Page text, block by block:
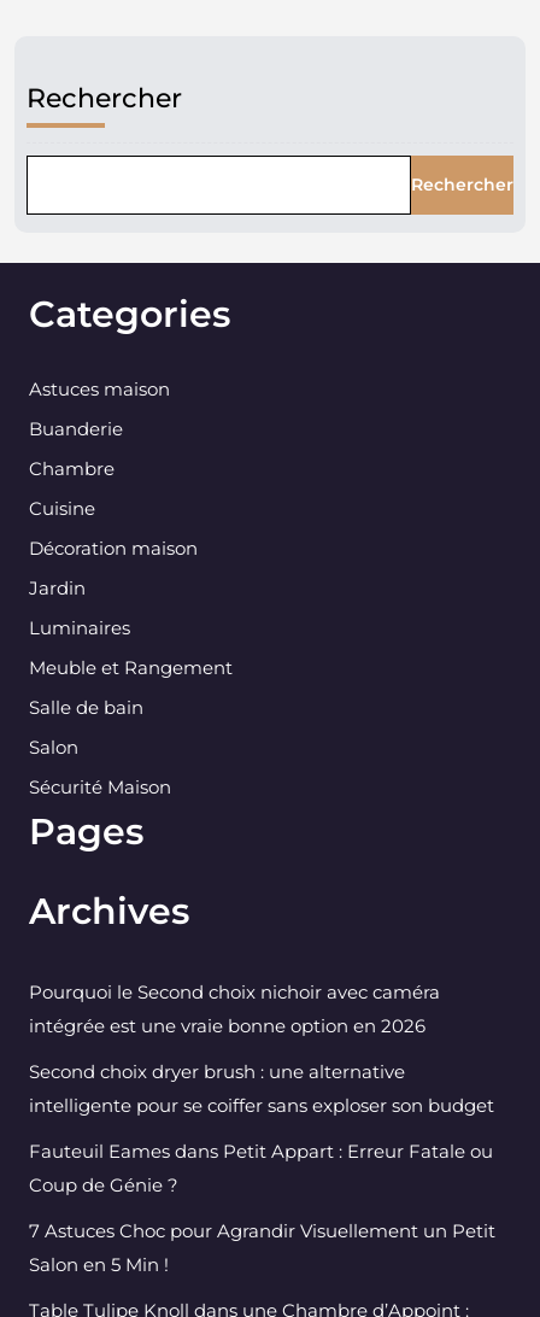
Rechercher
Rechercher
Categories
Astuces maison
Buanderie
Chambre
Cuisine
Décoration maison
Jardin
Luminaires
Meuble et Rangement
Salle de bain
Salon
Sécurité Maison
Pages
Archives
Pourquoi le Second choix nichoir avec caméra
intégrée est une vraie bonne option en 2026
Second choix dryer brush : une alternative
intelligente pour se coiffer sans exploser son budget
Fauteuil Eames dans Petit Appart : Erreur Fatale ou
Coup de Génie ?
7 Astuces Choc pour Agrandir Visuellement un Petit
Salon en 5 Min !
Table Tulipe Knoll dans une Chambre d’Appoint :